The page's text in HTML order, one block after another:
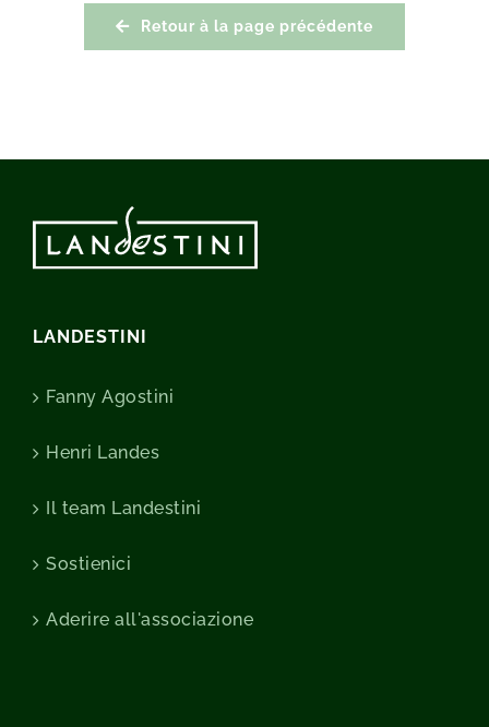
Retour à la page précédente
LANDESTINI
Fanny Agostini
Henri Landes
Il team Landestini
Sostienici
Aderire all'associazione